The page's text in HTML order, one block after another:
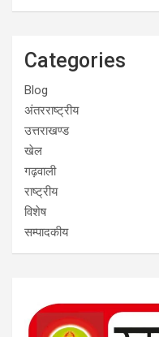
Categories
Blog
अंतरराष्ट्रीय
उत्तराखण्ड
खेल
गढ़वाली
राष्ट्रीय
विशेष
सम्पादकीय